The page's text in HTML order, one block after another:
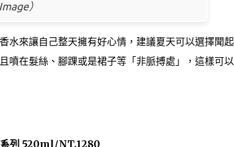
Image）
水來讓自己整天擁有好心情，建議夏天可以選擇聞
噴在髮絲、腳踝或是裙子等「非脈搏處」，這樣可
系列 520ml/NT.1280